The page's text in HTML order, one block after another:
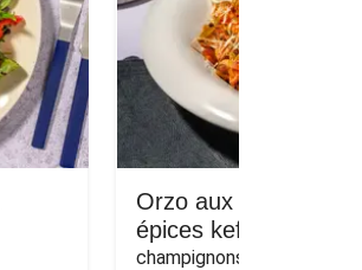
Orzo aux boulettes
épices kefta
champignons, poireau et